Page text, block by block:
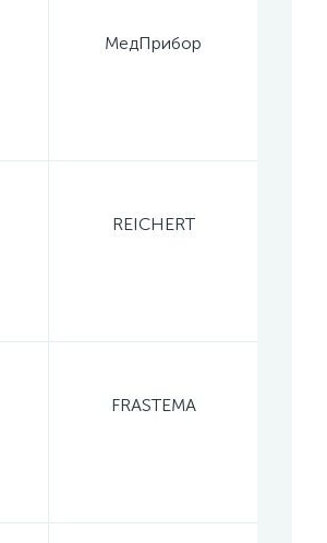
МедПрибор
REICHERT
FRASTEMA